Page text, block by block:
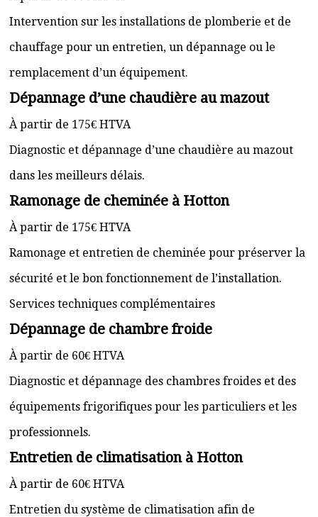
Intervention sur les installations de plomberie et de
chauffage pour un entretien, un dépannage ou le
remplacement d’un équipement.
Dépannage d’une chaudière au mazout
À partir de 175€ HTVA
Diagnostic et dépannage d’une chaudière au mazout
dans les meilleurs délais.
Ramonage de cheminée à Hotton
À partir de 175€ HTVA
Ramonage et entretien de cheminée pour préserver la
sécurité et le bon fonctionnement de l’installation.
Services techniques complémentaires
Dépannage de chambre froide
À partir de 60€ HTVA
Diagnostic et dépannage des chambres froides et des
équipements frigorifiques pour les particuliers et les
professionnels.
Entretien de climatisation à Hotton
À partir de 60€ HTVA
Entretien du système de climatisation afin de